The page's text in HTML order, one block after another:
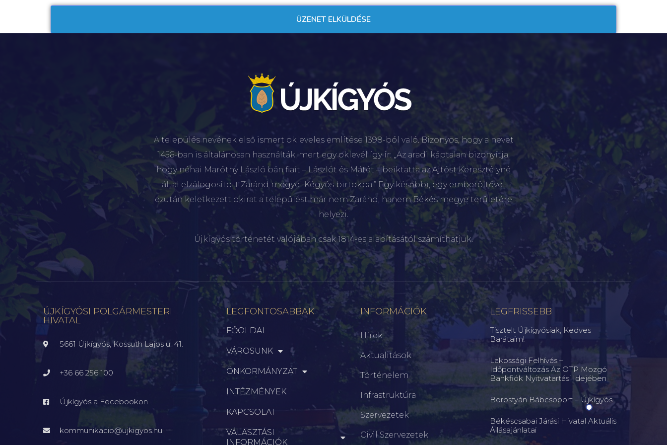
A település nevének első ismert okleveles említése 1398-ból való. Bizonyos, hogy a nevet
1456-ban is általánosan használták, mert egy oklevél így ír: „Az aradi káptalan bizonyítja,
hogy néhai Maróthy László bán fiait – Lászlót és Mátét – beiktatta az Ajtóst Keresztélyné
által elzálogosított Zaránd megyei Kégyós birtokba.” Egy későbbi, egy emberöltővel
ezután keletkezett okirat a települést már nem Zaránd, hanem Békés megye területére
helyezi.
Újkígyós történetét valójában csak 1814-es alapításától számíthatjuk.
ÚJKÍGYÓSI POLGÁRMESTERI
HIVATAL
5661 Újkígyós, Kossuth Lajos u. 41.
+36 66 256 100
Újkígyós a Fecebookon
kommunikacio@ujkigyos.hu
LEGFONTOSABBAK
FŐOLDAL
VÁROSUNK
ÖNKORMÁNYZAT
INTÉZMÉNYEK
KAPCSOLAT
VÁLASZTÁSI
INFORMÁCIÓK
INFORMÁCIÓK
Hírek
Aktualitások
Történelem
Infrastruktúra
Szervezetek
Civil Szervezetek
LEGFRISSEBB
Tisztelt Újkígyósiak, Kedves
Barátaim!
Lakossági Felhívás –
Időpontváltozás Az OTP Mozgó
Bankfiók Nyitvatartási Idejében
Borostyán Bábcsoport – Újkígyós
Békéscsabai Járási Hivatal Aktuális
Állásajánlatai